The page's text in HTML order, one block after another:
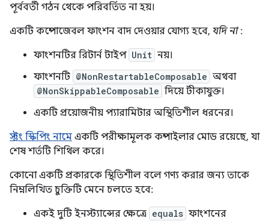
পূর্ববর্তী গঠন থেকে পরিবর্তিত না হয়।
একটি কম্পোজেবল ফাংশন বাদ দেওয়ার যোগ্য হবে, যদি না:
ফাংশনটির রিটার্ন টাইপ Unit নয়।
ফাংশনটি @NonRestartableComposable অথবা
@NonSkippableComposable দিয়ে টীকাযুক্ত।
একটি প্রয়োজনীয় প্যারামিটার অস্থিতিশীল ধরনের।
স্ট্রং স্কিপিং নামে একটি পরীক্ষামূলক কম্পাইলার মোড রয়েছে, যা
শেষ শর্তটি শিথিল করে।
কোনো একটি প্রকারকে স্থিতিশীল বলে গণ্য করার জন্য তাকে
নিম্নলিখিত চুক্তিটি মেনে চলতে হবে:
একই দুটি ইনস্ট্যান্সের ক্ষেত্রে equals ফাংশনের